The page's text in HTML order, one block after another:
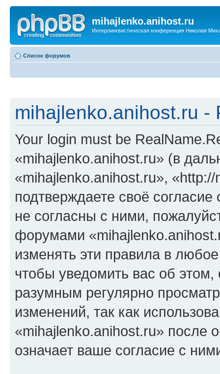
mihajlenko.anihost.ru
Интерлингвистическая конференция Николая
Список форумов
mihajlenko.anihost.ru -
Your login must be
«mihajlenko.anihost.ru» (в
«mihajlenko.anihost.ru»,
подтверждаете своё
не согласны с ними,
форумами
изменять эти правила в
чтобы уведомить вас об
разумным регулярно
изменений, так как
«mihajlenko.anihost.ru» после
означает ваше согласие с